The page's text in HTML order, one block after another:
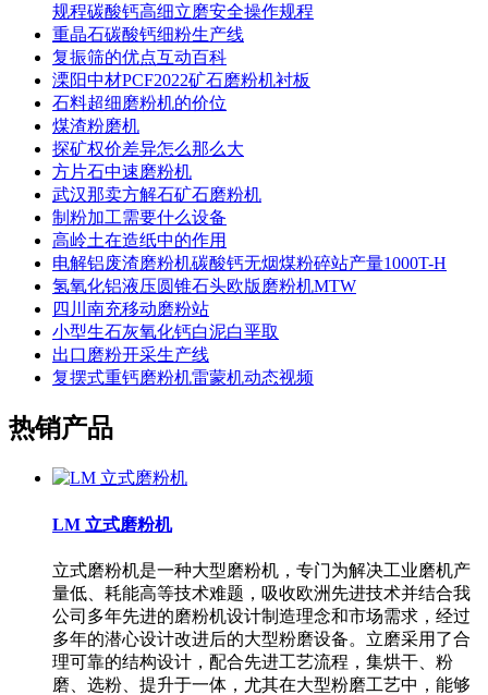
规程碳酸钙高细立磨安全操作规程
重晶石碳酸钙细粉生产线
复振筛的优点互动百科
溧阳中材PCF2022矿石磨粉机衬板
石料超细磨粉机的价位
煤渣粉磨机
探矿权价差异怎么那么大
方片石中速磨粉机
武汉那卖方解石矿石磨粉机
制粉加工需要什么设备
高岭土在造纸中的作用
电解铝废渣磨粉机碳酸钙无烟煤粉碎站产量1000T-H
氢氧化铝液压圆锥石头欧版磨粉机MTW
四川南充移动磨粉站
小型生石灰氧化钙白泥白垩取
出口磨粉开采生产线
复摆式重钙磨粉机雷蒙机动态视频
热销产品
LM 立式磨粉机
立式磨粉机是一种大型磨粉机，专门为解决工业磨机产
量低、耗能高等技术难题，吸收欧洲先进技术并结合我
公司多年先进的磨粉机设计制造理念和市场需求，经过
多年的潜心设计改进后的大型粉磨设备。立磨采用了合
理可靠的结构设计，配合先进工艺流程，集烘干、粉
磨、选粉、提升于一体，尤其在大型粉磨工艺中，能够